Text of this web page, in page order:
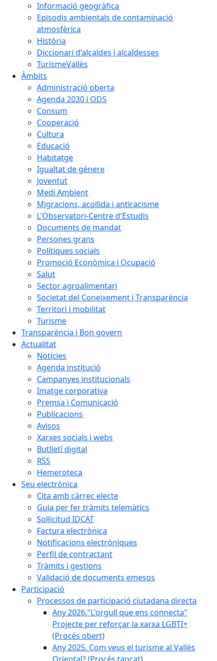
Informació geogràfica
Episodis ambientals de contaminació
atmosfèrica
Història
Diccionari d'alcaldes i alcaldesses
TurismeVallès
Àmbits
Administració oberta
Agenda 2030 i ODS
Consum
Cooperació
Cultura
Educació
Habitatge
Igualtat de gènere
Joventut
Medi Ambient
Migracions, acollida i antiracisme
L'Observatori-Centre d'Estudis
Documents de mandat
Persones grans
Polítiques socials
Promoció Econòmica i Ocupació
Salut
Sector agroalimentari
Societat del Coneixement i Transparència
Territori i mobilitat
Turisme
Transparència i Bon govern
Actualitat
Notícies
Agenda institució
Campanyes institucionals
Imatge corporativa
Premsa i Comunicació
Publicacions
Avisos
Xarxes socials i webs
Butlletí digital
RSS
Hemeroteca
Seu electrònica
Cita amb càrrec electe
Guia per fer tràmits telemàtics
Sol·licitud IDCAT
Factura electrònica
Notificacions electròniques
Perfil de contractant
Tràmits i gestions
Validació de documents emesos
Participació
Processos de participació ciutadana directa
Any 2026."L'orgull que ens connecta"
Projecte per reforçar la xarxa LGBTI+
(Procés obert)
Any 2025. Com veus el turisme al Vallès